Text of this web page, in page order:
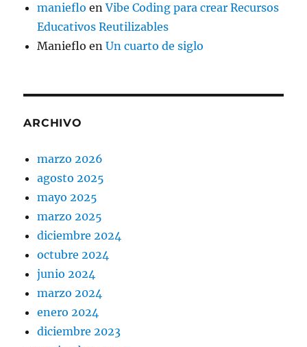
manieflo enVibe Coding para crear Recursos
Educativos Reutilizables
Manieflo enUn cuarto de siglo
ARCHIVO
marzo 2026
agosto 2025
mayo 2025
marzo 2025
diciembre 2024
octubre 2024
junio 2024
marzo 2024
enero 2024
diciembre 2023